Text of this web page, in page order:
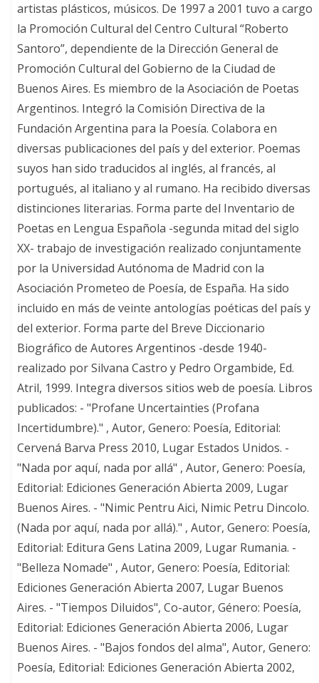
artistas plásticos, músicos. De 1997 a 2001 tuvo a cargo
la Promoción Cultural del Centro Cultural “Roberto
Santoro”, dependiente de la Dirección General de
Promoción Cultural del Gobierno de la Ciudad de
Buenos Aires. Es miembro de la Asociación de Poetas
Argentinos. Integró la Comisión Directiva de la
Fundación Argentina para la Poesía. Colabora en
diversas publicaciones del país y del exterior. Poemas
suyos han sido traducidos al inglés, al francés, al
portugués, al italiano y al rumano. Ha recibido diversas
distinciones literarias. Forma parte del Inventario de
Poetas en Lengua Española -segunda mitad del siglo
XX- trabajo de investigación realizado conjuntamente
por la Universidad Autónoma de Madrid con la
Asociación Prometeo de Poesía, de España. Ha sido
incluido en más de veinte antologías poéticas del país y
del exterior. Forma parte del Breve Diccionario
Biográfico de Autores Argentinos -desde 1940-
realizado por Silvana Castro y Pedro Orgambide, Ed.
Atril, 1999. Integra diversos sitios web de poesía. Libros
publicados: - "Profane Uncertainties (Profana
Incertidumbre)." , Autor, Genero: Poesía, Editorial:
Cervená Barva Press 2010, Lugar Estados Unidos. -
"Nada por aquí, nada por allá" , Autor, Genero: Poesía,
Editorial: Ediciones Generación Abierta 2009, Lugar
Buenos Aires. - "Nimic Pentru Aici, Nimic Petru Dincolo.
(Nada por aquí, nada por allá)." , Autor, Genero: Poesía,
Editorial: Editura Gens Latina 2009, Lugar Rumania. -
"Belleza Nomade" , Autor, Genero: Poesía, Editorial:
Ediciones Generación Abierta 2007, Lugar Buenos
Aires. - "Tiempos Diluidos", Co-autor, Género: Poesía,
Editorial: Ediciones Generación Abierta 2006, Lugar
Buenos Aires. - "Bajos fondos del alma", Autor, Genero:
Poesía, Editorial: Ediciones Generación Abierta 2002,